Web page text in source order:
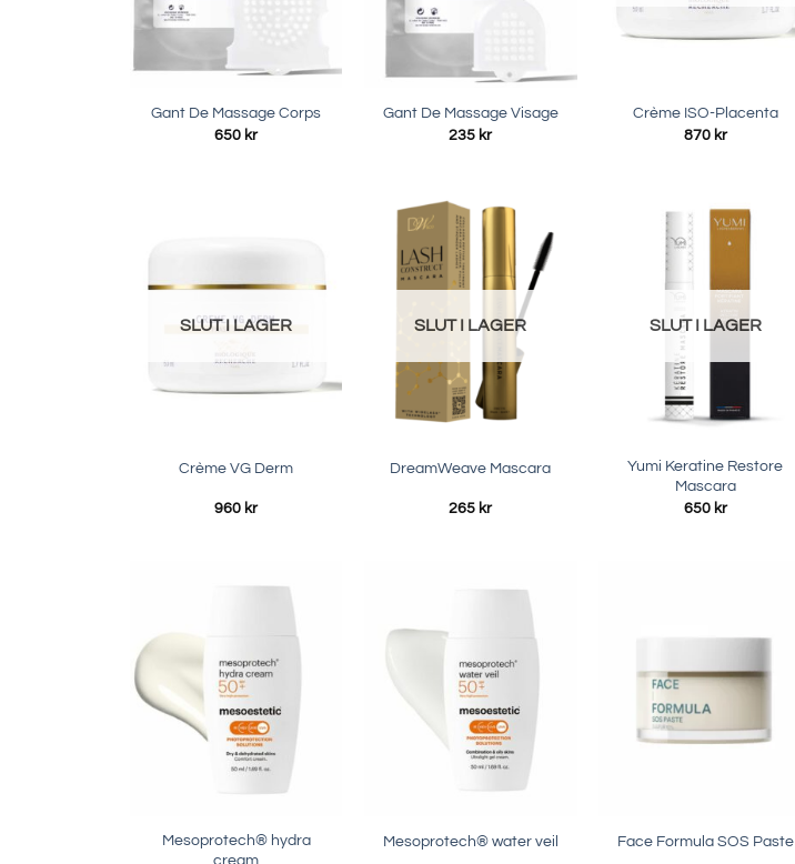
Gant De Massage Corps
650 kr
Gant De Massage Visage
235 kr
Crème ISO-Placenta
870 kr
SLUT I LAGER
Crème VG Derm
960 kr
SLUT I LAGER
DreamWeave Mascara
265 kr
SLUT I LAGER
Yumi Keratine Restore
Mascara
650 kr
Mesoprotech® hydra
cream
Mesoprotech® water veil Face Formula SOS Paste